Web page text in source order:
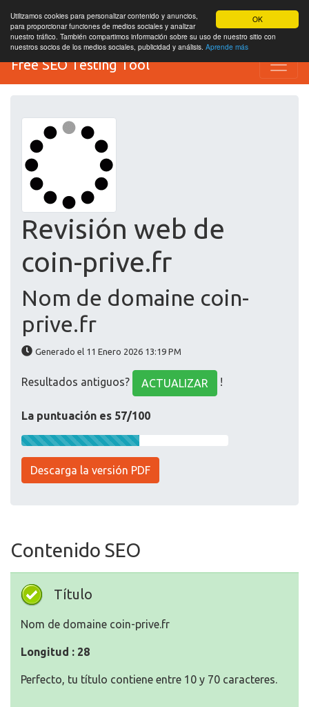
OK
Utilizamos cookies para personalizar contenido y anuncios,
para proporcionar funciones de medios sociales y analizar
nuestro tráfico. También compartimos información sobre su uso de nuestro sitio con
nuestros socios de los medios sociales, publicidad y análisis. Aprende más
Free SEO Testing Tool
Revisión web de
coin-prive.fr
Nom de domaine coin-
prive.fr
Generado el 11 Enero 2026 13:19 PM
Resultados antiguos? ACTUALIZAR !
La puntuación es 57/100
Descarga la versión PDF
Contenido SEO
Título
Nom de domaine coin-prive.fr
Longitud : 28
Perfecto, tu título contiene entre 10 y 70 caracteres.